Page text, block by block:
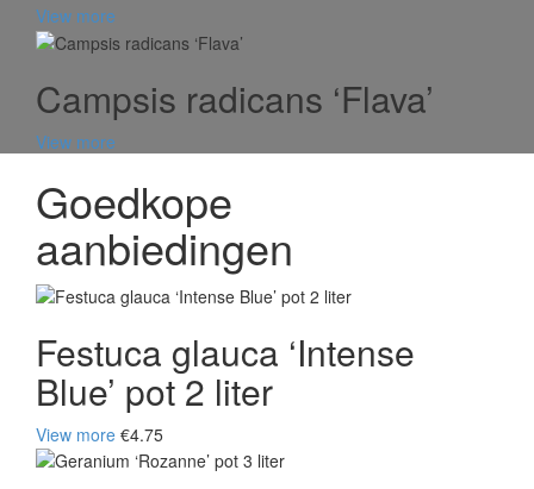
View more
Campsis radicans ‘Flava’
View more
Goedkope
aanbiedingen
Festuca glauca ‘Intense
Blue’ pot 2 liter
View more €4.75